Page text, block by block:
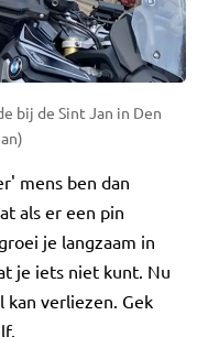
bij de Sint Jan in Den
mens ben dan
als er een pin
je langzaam in
je iets niet kunt. Nu
kan verliezen. Gek